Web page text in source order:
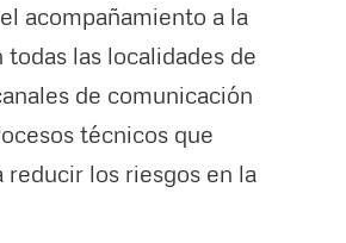
acompañamiento a la
todas las localidades de
de comunicación
técnicos que
los riesgos en la